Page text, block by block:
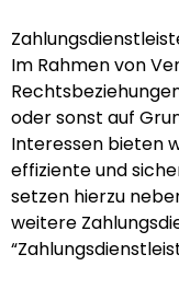
Im Rahmen von
oder sonst auf
Interessen bieten
effiziente und
setzen hierzu
weitere